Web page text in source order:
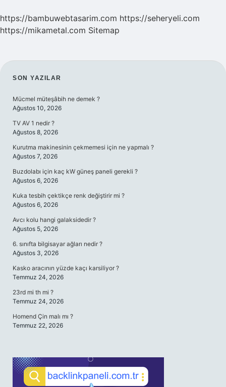
https://bambuwebtasarim.com https://seheryeli.com
https://mikametal.com Sitemap
SIDEBAR
SON YAZILAR
Mücmel müteşâbih ne demek ?
Ağustos 10, 2026
TV AV 1 nedir ?
Ağustos 8, 2026
Kurutma makinesinin çekmemesi için ne yapmalı ?
Ağustos 7, 2026
Buzdolabı için kaç kW güneş paneli gerekli ?
Ağustos 6, 2026
Kuka tesbih çektikçe renk değiştirir mi ?
Ağustos 6, 2026
Avcı kolu hangi galaksidedir ?
Ağustos 5, 2026
6. sınıfta bilgisayar ağları nedir ?
Ağustos 3, 2026
Kasko aracının yüzde kaçı karsiliyor ?
Temmuz 24, 2026
23rd mi th mi ?
Temmuz 24, 2026
Homend Çin malı mı ?
Temmuz 22, 2026